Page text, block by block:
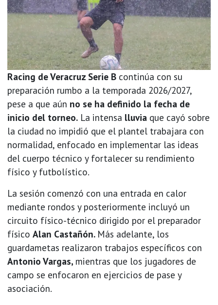
Racing de Veracruz Serie B continúa con su
preparación rumbo a la temporada 2026/2027,
pese a que aún no se ha definido la fecha de
inicio del torneo. La intensa lluvia que cayó sobre
la ciudad no impidió que el plantel trabajara con
normalidad, enfocado en implementar las ideas
del cuerpo técnico y fortalecer su rendimiento
físico y futbolístico.
La sesión comenzó con una entrada en calor
mediante rondos y posteriormente incluyó un
circuito físico-técnico dirigido por el preparador
físico Alan Castañón. Más adelante, los
guardametas realizaron trabajos específicos con
Antonio Vargas, mientras que los jugadores de
campo se enfocaron en ejercicios de pase y
asociación.